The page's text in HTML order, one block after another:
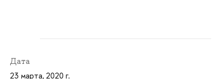
Дата
23 марта, 2020 г.